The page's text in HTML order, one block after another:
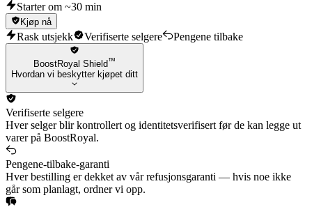
Starter om ~30 min
Kjøp nå
Rask utsjekk Verifiserte selgere Pengene tilbake
BoostRoyal Shield™
Hvordan vi beskytter kjøpet ditt
Verifiserte selgere
Hver selger blir kontrollert og identitetsverifisert før de kan legge ut
varer på BoostRoyal.
Pengene-tilbake-garanti
Hver bestilling er dekket av vår refusjonsgaranti — hvis noe ikke
går som planlagt, ordner vi opp.